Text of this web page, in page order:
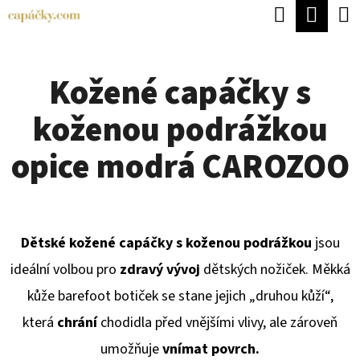
Přejít
Hledat
Kožené capáčky s
koženou podrážkou
opice modrá CAROZOO
Dětské kožené capáčky s koženou podrážkou jsou
ideální volbou pro zdravý vývoj dětských nožiček. Měkká
kůže barefoot botiček se stane jejich „druhou kůží“,
která chráníchodidla před vnějšími vlivy, ale zároveň
umožňujevnímat povrch.
K
P
O
Ř
E
U